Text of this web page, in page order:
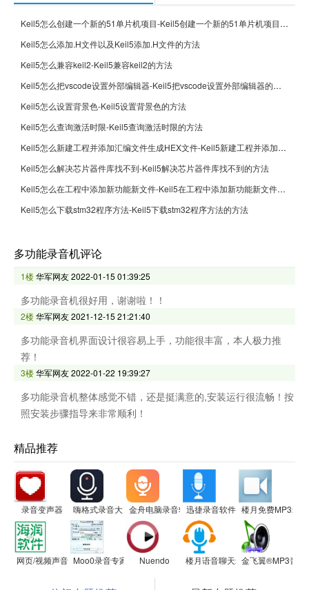
Keil5怎么创建一个新的51单片机项目-Keil5创建一个新的51单片机项目的方法
Keil5怎么添加.H文件以及Keil5添加.H文件的方法
Keil5怎么兼容keil2-Keil5兼容keil2的方法
Keil5怎么把vscode设置外部编辑器-Keil5把vscode设置外部编辑器的方法
Keil5怎么设置背景色-Keil5设置背景色的方法
Keil5怎么查询激活时限-Keil5查询激活时限的方法
Keil5怎么新建工程并添加汇编文件生成HEX文件-Keil5新建工程并添加汇编文件生成HEX文件的方法
Keil5怎么解决芯片器件库找不到-Keil5解决芯片器件库找不到的方法
Keil5怎么在工程中添加新功能新文件-Keil5在工程中添加新功能新文件的方法
Keil5怎么下载stm32程序方法-Keil5下载stm32程序方法的方法
多功能录音机评论
1楼华军网友2022-01-15 01:39:25
多功能录音机很好用，谢谢啦！！
2楼华军网友2021-12-15 21:21:40
多功能录音机界面设计很容易上手，功能很丰富，本人极力推
荐！
3楼华军网友2022-01-22 19:39:27
多功能录音机整体感觉不错，还是挺满意的,安装运行很流畅！按
照安装步骤指导来非常顺利！
精品推荐
录音变声器 嗨格式录音大师金舟电脑录音软件迅捷录音软件 楼月免费MP3录
网页/视频声音提取大师2025版Moo0录音专家(Moo0 VoiceRecorder)
Nuendo 楼月语音聊天录音软件金飞翼®MP3音频